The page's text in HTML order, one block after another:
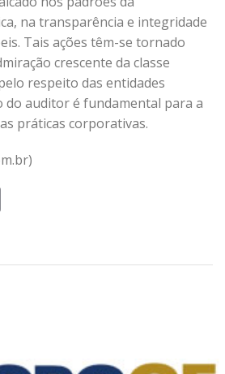
na transparência e integridade
Tais ações têm-se tornado
crescente da classe
respeito das entidades
do auditor é fundamental para a
práticas corporativas.